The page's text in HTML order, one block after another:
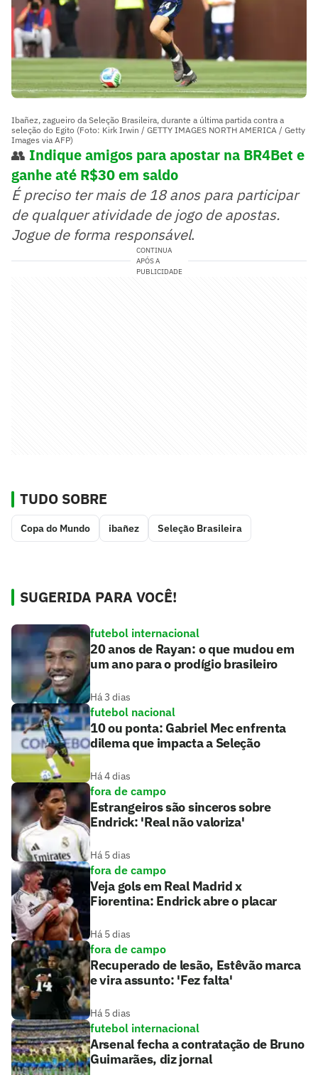
Ibañez, zagueiro da Seleção Brasileira, durante a última partida contra a
seleção do Egito (Foto: Kirk Irwin / GETTY IMAGES NORTH AMERICA / Getty
Images via AFP)
👥 Indique amigos para apostar na BR4Bet e
ganhe até R$30 em saldo
É preciso ter mais de 18 anos para participar
de qualquer atividade de jogo de apostas.
Jogue de forma responsável.
CONTINUA
APÓS A
PUBLICIDADE
TUDO SOBRE
Copa do Mundo ibañez Seleção Brasileira
SUGERIDA PARA VOCÊ!
futebol internacional
20 anos de Rayan: o que mudou em
um ano para o prodígio brasileiro
Há 3 dias
futebol nacional
10 ou ponta: Gabriel Mec enfrenta
dilema que impacta a Seleção
Há 4 dias
fora de campo
Estrangeiros são sinceros sobre
Endrick: 'Real não valoriza'
Há 5 dias
fora de campo
Veja gols em Real Madrid x
Fiorentina: Endrick abre o placar
Há 5 dias
fora de campo
Recuperado de lesão, Estêvão marca
e vira assunto: 'Fez falta'
Há 5 dias
futebol internacional
Arsenal fecha a contratação de Bruno
Guimarães, diz jornal